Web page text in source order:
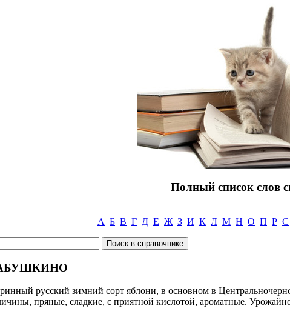
Полный список слов
А Б В Г Д Е Ж З И К Л М Н О П Р С
русский зимний сорт яблони, в основном в
пряные, сладкие, с приятной кислотой, ароматные.